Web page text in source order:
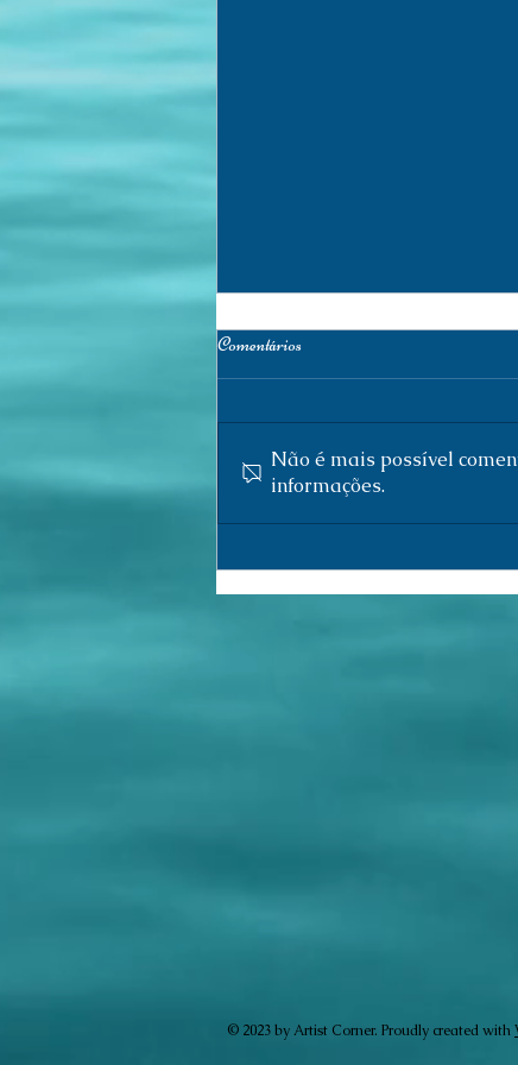
Research Log (155) /Registro de
Comentários
Não é mais possível
informações.
© 2023 by Artist Corner. Proudly created with